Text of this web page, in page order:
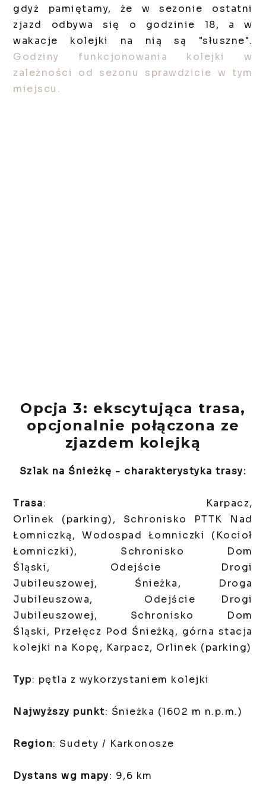
gdyż pamiętamy, że w sezonie ostatni
zjazd odbywa się o godzinie 18, a w
wakacje kolejki na nią są "słuszne".
Godziny funkcjonowania kolejki w
zależności od sezonu sprawdzicie w tym
miejscu.
Opcja 3: ekscytująca trasa,
opcjonalnie połączona ze
zjazdem kolejką
Szlak na Śnieżkę - charakterystyka trasy:
Trasa: Karpacz,
Orlinek (parking), Schronisko PTTK Nad
Łomniczką, Wodospad Łomniczki (Kocioł
Łomniczki), Schronisko Dom
Śląski, Odejście Drogi
Jubileuszowej, Śnieżka, Droga
Jubileuszowa, Odejście Drogi
Jubileuszowej, Schronisko Dom
Śląski, Przełęcz Pod Śnieżką, górna stacja
kolejki na Kopę, Karpacz, Orlinek (parking)
Typ: pętla z wykorzystaniem kolejki
Najwyższy punkt: Śnieżka (1602 m n.p.m.)
Region: Sudety / Karkonosze
Dystans wg mapy: 9,6 km